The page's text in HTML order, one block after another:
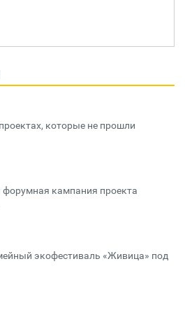
которые не прошли
кампания проекта
экофестиваль «Живица» под